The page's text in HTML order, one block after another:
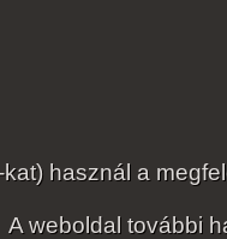
használ a
A weboldal további